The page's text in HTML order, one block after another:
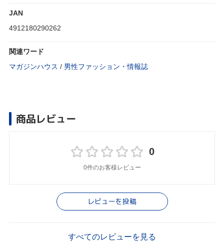
JAN
4912180290262
関連ワード
マガジンハウス / 男性ファッション・情報誌
商品レビュー
0
0件のお客様レビュー
レビューを投稿
すべてのレビューを見る